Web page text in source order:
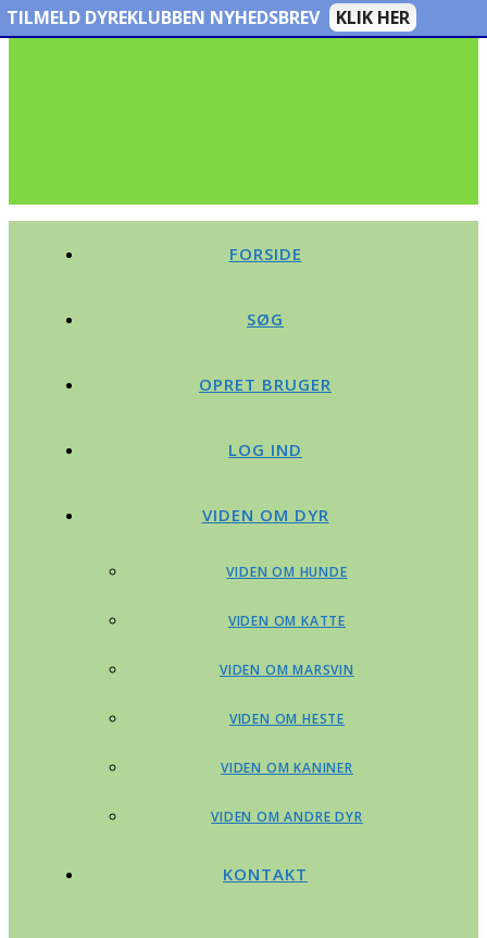
FORSIDE
SØG
OPRET BRUGER
LOG IND
VIDEN OM DYR
VIDEN OM HUNDE
VIDEN OM KATTE
VIDEN OM MARSVIN
VIDEN OM HESTE
VIDEN OM KANINER
VIDEN OM ANDRE DYR
KONTAKT
TILMELD DYREKLUBBEN NYHEDSBREV KLIK HER